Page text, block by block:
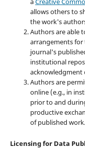
allows others to
the work's
Authors are able
arrangements
journal's
institutional
acknowledgment
Authors are
online (e.g., in
prior to and
productive
of published work.
Licensing for Data